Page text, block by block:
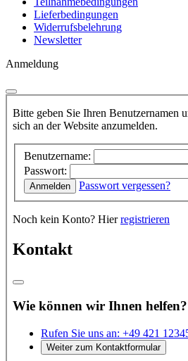
Lieferbedingungen
Widerrufsbelehrung
Newsletter
Anmeldung